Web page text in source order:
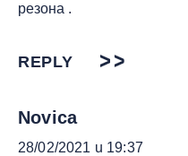
резона .
REPLY
Novica
28/02/2021 u 19:37